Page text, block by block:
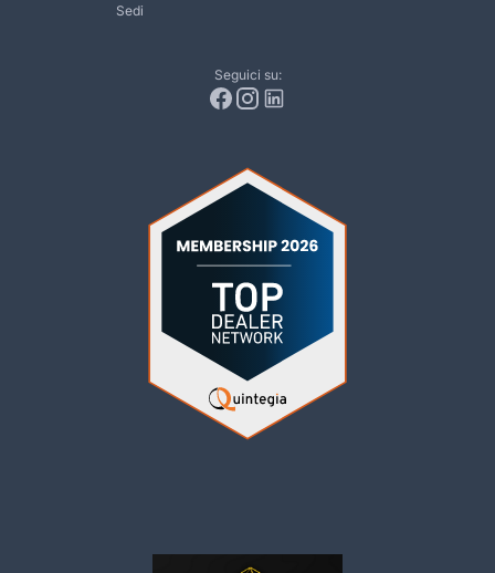
Sedi
Seguici su: